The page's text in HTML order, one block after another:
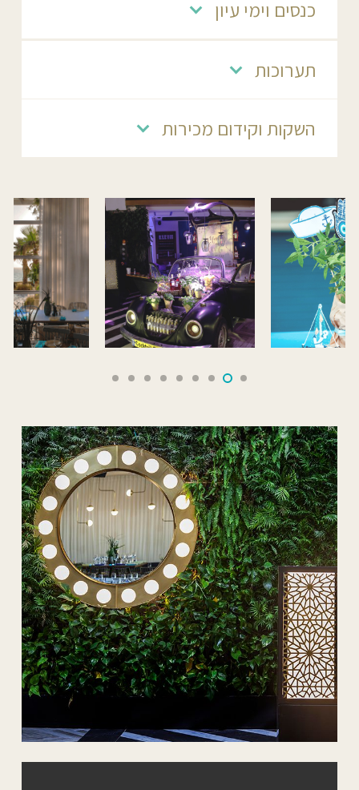
כנסים וימי עיון
תערוכות
השקות וקידום מכירות